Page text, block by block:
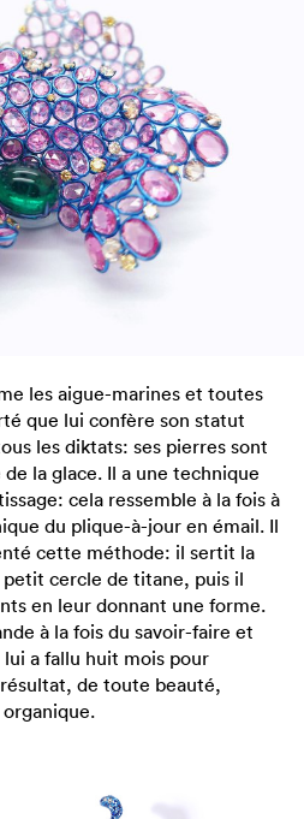
les aigue-marines et toutes
que lui confère son statut
les diktats: ses pierres sont
la glace. Il a une technique
cela ressemble à la fois à
du plique-à-jour en émail. Il
cette méthode: il sertit la
petit cercle de titane, puis il
en leur donnant une forme.
à la fois du savoir-faire et
a fallu huit mois pour
de toute beauté,